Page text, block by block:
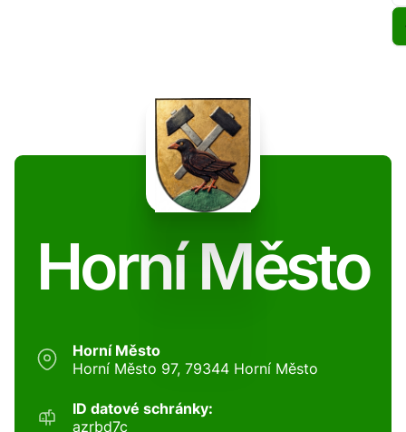
Horní Město
Horní Město
Horní Město 97, 79344 Horní Město
ID datové schránky:
azrbd7c